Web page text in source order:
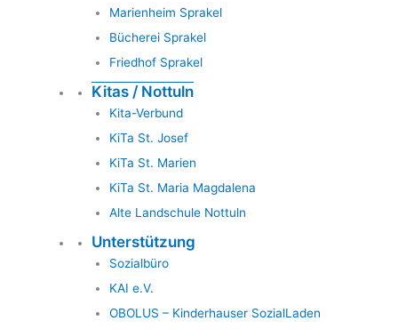
Marienheim Sprakel
Bücherei Sprakel
Friedhof Sprakel
Kitas / Nottuln
Kita-Verbund
KiTa St. Josef
KiTa St. Marien
KiTa St. Maria Magdalena
Alte Landschule Nottuln
Unterstützung
Sozialbüro
KAI e.V.
OBOLUS – Kinderhauser SozialLaden